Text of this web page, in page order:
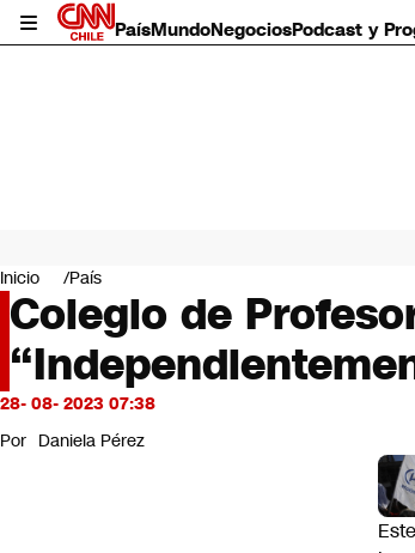
PaísMundoNegociosPodcast y
Mundo
Negocios
Deportes
Programas completos
Cultura
Servicios
Bits
CNN Data
Inicio País
Colegio de
28- 08- 2023 07:38
Por Daniela Pérez
Este